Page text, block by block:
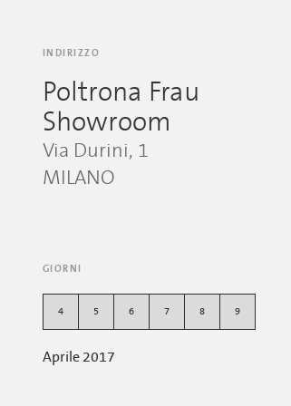
INDIRIZZO
Poltrona Frau
Showroom
Via Durini, 1
MILANO
GIORNI
4 5 6 7 8 9
Aprile 2017